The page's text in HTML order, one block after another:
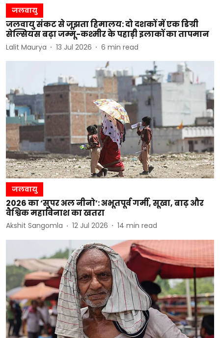
जलवायु
जलवायु संकट से जूझता हिमालय: दो दशकों में एक डिग्री
सेल्सियस बढ़ा जम्मू-कश्मीर के पहाड़ी इलाकों का तापमान
Lalit Maurya 13 Jul 2026 6 min read
जलवायु
2026 का ‘सुपर अल नीनो’: अभूतपूर्व गर्मी, सूखा, बाढ़ और
वैश्विक महाविनाश का खतरा
Akshit Sangomla 12 Jul 2026 14 min read